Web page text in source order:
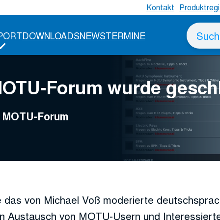
Kontakt
DOWNLOADSNEWSTERMINE
Suche
nach
Forum wurde
Forum
von Michael Voß moderierte
Austausch von MOTU-Usern und